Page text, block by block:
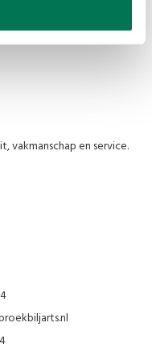
vakmanschap en service.